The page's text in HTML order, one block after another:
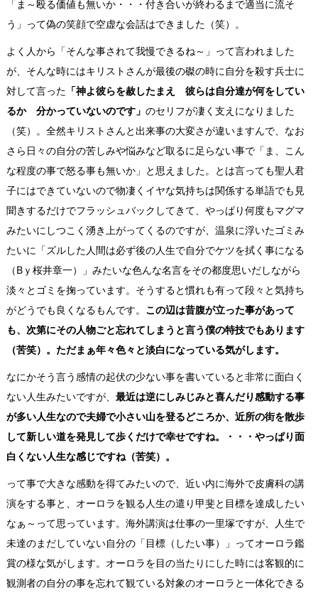
「ま～殴る価値も無いか・・・付き合いが終わるまで適当に流そ
う」って偽の笑顔で空虚な会話はできました（笑）。
よく人から「そんな事されて我慢できるね～」って言われました
が、そんな時にはキリストさんが最後の磔の時に自分を殺す兵士に
対して言った 「神よ彼らを赦したまえ 彼らは自分達が何をしてい
るか 分かっていないのです」 のセリフが凄く支えになりました
（笑）。全然キリストさんと出来事の大変さが違いますんで、なお
さら日々の自分の苦しみや悩みなど取るに足らない事で「ま、こん
な程度の事で怒る事も無いか」と思えました。とは言っても聖人君
子にはできていないので物凄くイヤな気持ちは関係する単語でも見
聞きするだけでフラッシュバックしてきて、やっぱり何度もマグマ
みたいにしつこく湧き上がってくるのですが、温泉に浮いたゴミみ
たいに「ズルした人間は必ず後の人生で自分でケツを拭く事になる
（Bｙ桜井章一）」みたいな色んな名言をその都度思いだしながら
淡々とゴミを掬っています。そうすると慣れも有って段々と気持ち
がどうでも良くなるもんです。 この辺は昔腹が立った事があって
も、次第にその人物ごと忘れてしまうと言う僕の特技でもあります
（苦笑）。ただまぁ年々色々と淡白になっている気がします。
なにかそう言う感情の起伏の少ない事を書いていると非常に面白く
ない人生みたいですが、 最近は逆にしみじみと喜んだり感動する事
が多い人生なので夫婦で小さい山を登るどころか、近所の街を散歩
して新しい道を発見して歩くだけで幸せですね。・・・やっぱり面
白くない人生な感じですね（苦笑）。
って事で大きな感動を得てみたいので、近い内に海外で皮膚科の講
演をする事と、オーロラを観る人生の遣り甲斐と目標を達成したい
なぁ～って思っています。海外講演は仕事の一里塚ですが、人生で
未達のまだしていない自分の「目標（したい事）」ってオーロラ鑑
賞の様な気がします。オーロラを目の当たりにした時には客観的に
観測者の自分の事を忘れて観ている対象のオーロラと一体化できる